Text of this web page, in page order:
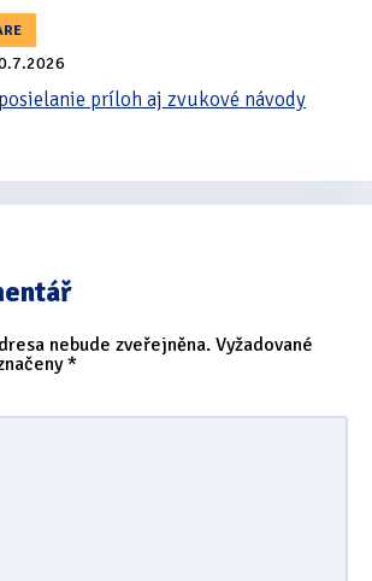
príloh aj zvukové návody
nebude zveřejněna. Vyžadované
*